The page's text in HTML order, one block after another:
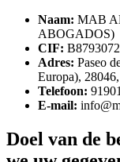
Naam: MAB
ABOGADOS)
CIF:
Adres: Paseo
Europa),
Telefoon:
E-mail:
Doel van de